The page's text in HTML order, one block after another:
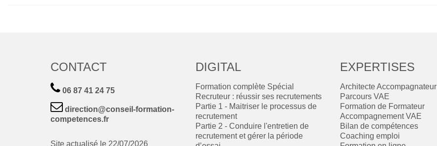
CONTACT
06 87 41 24 75
direction@conseil-formation-
competences.fr
Site actualisé le 22/07/2026
DIGITAL
Formation complète Spécial
Recruteur : réussir ses recrutements
Partie 1 - Maitriser le processus de
recrutement
Partie 2 - Conduire l'entretien de
recrutement et gérer la période
EXPERTISES
Architecte Accompagnateur
Parcours VAE
Formation de Formateur
Accompagnement VAE
Bilan de compétences
Coaching emploi